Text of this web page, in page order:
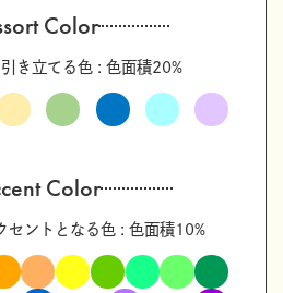
Color
き立てる色 : 色面積20%
Color
セントとなる色 : 色面積10%